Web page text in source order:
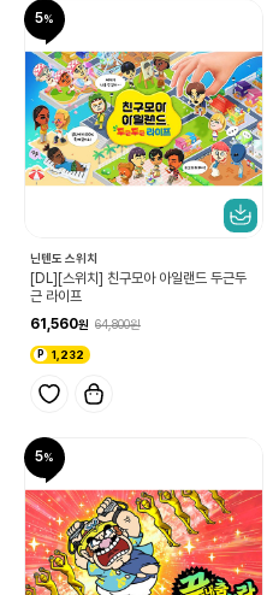
5
닌텐도 스위치
[DL][스위치] 친구모아 아일랜드 두근두
근 라이프
61,560
64,800
1,232
5